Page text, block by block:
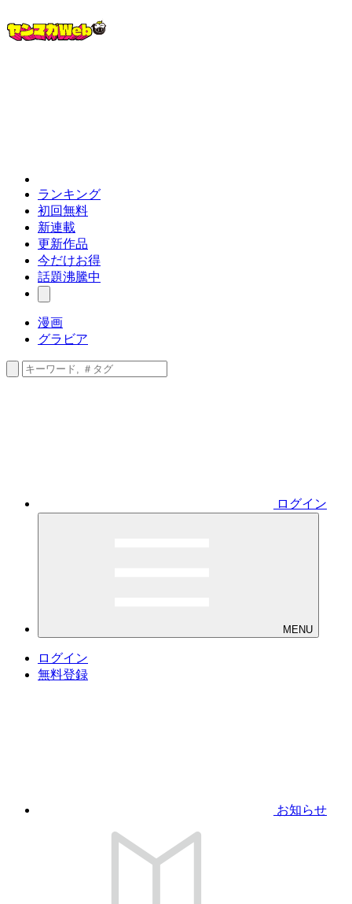
ランキング
初回無料
新連載
更新作品
今だけお得
話題沸騰中
漫画
グラビア
ログイン
MENU
ログイン
無料登録
お知らせ